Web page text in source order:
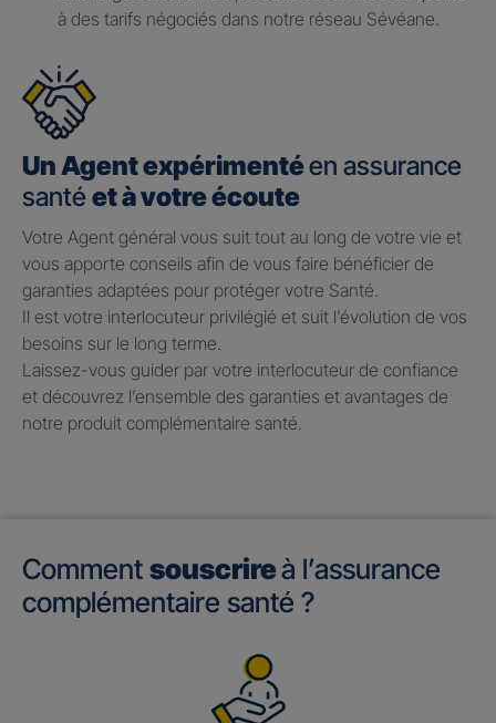
à des tarifs négociés dans notre réseau Sévéane.
Un Agent expérimentéen assurance
santé et à votre écoute
Votre Agent général vous suit tout au long de votre vie et
vous apporte conseils afin de vous faire bénéficier de
garanties adaptées pour protéger votre Santé.​
Il est votre interlocuteur privilégié et suit l’évolution de vos
besoins sur le long terme.​
Laissez-vous guider par votre interlocuteur de confiance
et découvrez l’ensemble des garanties et avantages de
notre produit complémentaire santé.
Comment souscrireà l’assurance
complémentaire santé ?